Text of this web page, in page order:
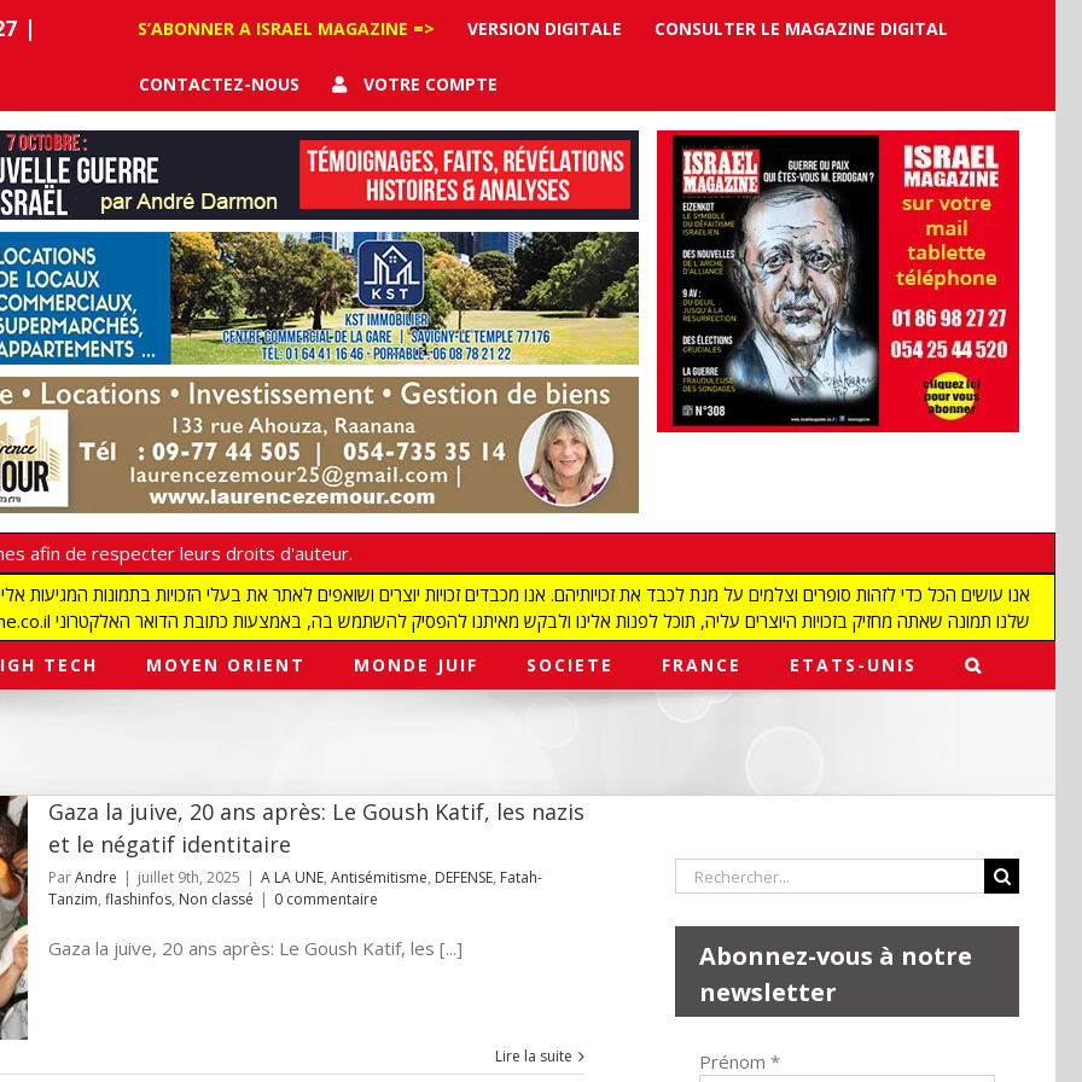
|
S’ABONNER A ISRAEL MAGAZINE => VERSION DIGITALE CONSULTER LE MAGAZINE DIGITAL
CONTACTEZ-NOUS VOTRE COMPTE
afin de respecter leurs droits d'auteur.
redaction@israelmagazine.co.il שלנו תמונה שאתה מחזיק בזכויות היוצרים עליה, תוכל לפנות אלינו ולבקש מאיתנו להפסיק להשתמש בה, באמצעות כתובת הדואר האלקטרוני
TECH MOYEN ORIENT MONDE JUIF SOCIETE FRANCE ETATS-UNIS
Gaza la juive, 20 ans après: Le Goush Katif, les nazis
et le négatif identitaire
ParAndre | juillet 9th, 2025 | A LA UNE, Antisémitisme, DEFENSE, Fatah-
Tanzim, flashinfos, Non classé | 0 commentaire
Gaza la juive, 20 ans après: Le Goush Katif, les [...]
Lire la suite
Rechercher:
Abonnez-vous à notre
newsletter
Prénom *